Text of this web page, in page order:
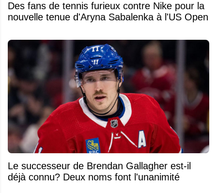
Des fans de tennis furieux contre Nike pour la
nouvelle tenue d'Aryna Sabalenka à l'US Open
Le successeur de Brendan Gallagher est-il
déjà connu? Deux noms font l'unanimité